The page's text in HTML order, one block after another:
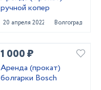
ручной копер
20 апреля 2022 Волгоград
1 000 ₽
Аренда (прокат)
болгарки Bosch